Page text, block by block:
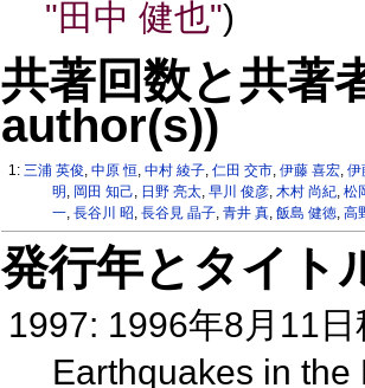
"田中 健也")
共著回数と共著
author(s))
1:三浦 英俊,中原 恒,中村 綾子,仁田 交市,伊藤 喜宏,伊
明 , 岡田 知己, 日野 亮太, 早川 俊彦, 木村 尚紀, 松
一, 長谷川 昭, 長谷見 晶子, 青井 真, 飯島 健徳, 高
発行年とタイト
1997: 1996年8月11
Earthquakes in the